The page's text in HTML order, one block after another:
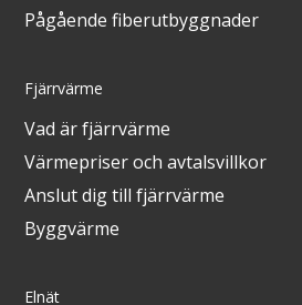
Pågående fiberutbyggnader
Fjärrvärme
Vad är fjärrvärme
Värmepriser och avtalsvillkor
Anslut dig till fjärrvärme
Byggvärme
Elnät